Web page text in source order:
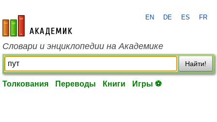
academic.ru
EN DE ES FR
Словари и энциклопедии на Академике
Найти!
Толкования Переводы Книги Игры ⚽